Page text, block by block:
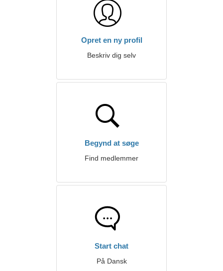
Opret en ny profil
Beskriv dig selv
Begynd at søge
Find medlemmer
Start chat
På Dansk